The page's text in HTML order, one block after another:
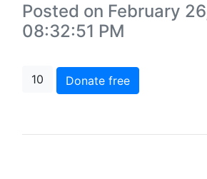
Posted on February
08:32:51 PM
10 Donate free